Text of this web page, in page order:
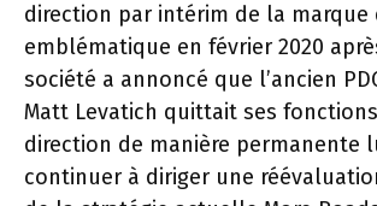
direction par intérim de la marque
emblématique en février 2020
société a annoncé que l’ancien
Matt Levatich quittait ses
direction de manière permanente
continuer à diriger une